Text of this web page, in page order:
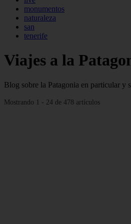
monumentos
naturaleza
san
tenerife
Viajes a la
Blog sobre la Patagonia en particular y
Mostrando 1 - 24 de 478 artículos